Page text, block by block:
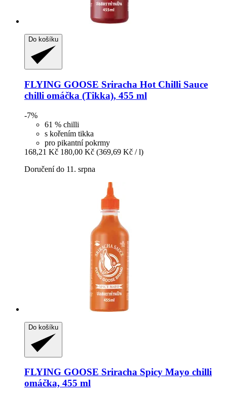
Do košíku
FLYING GOOSE Sriracha Hot Chilli Sauce
chilli omáčka (Tikka), 455 ml
-7%
61 % chilli
s kořením tikka
pro pikantní pokrmy
168,21 Kč 180,00 Kč (369,69 Kč / l)
Doručení do 11. srpna
Do košíku
FLYING GOOSE Sriracha Spicy Mayo chilli
omáčka, 455 ml